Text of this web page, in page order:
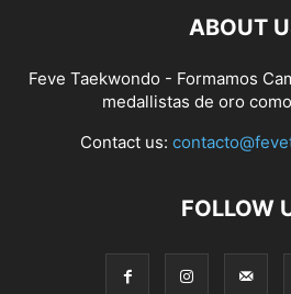
ABOUT
Feve Taekwondo - Formamos
medallistas de oro
Contact us:
FOLLOW